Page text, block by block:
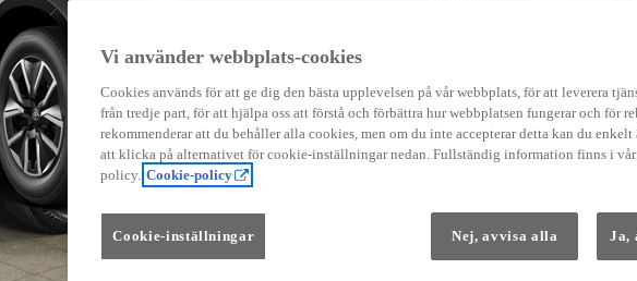
Vi använder webbplats-cookies
Cookies används för att ge dig den bästa upplevelsen på vår webbplats, för att leverera
från tredje part, för att hjälpa oss att förstå och förbättra hur webbplatsen fungerar och för
rekommenderar att du behåller alla cookies, men om du inte accepterar detta kan du enkelt
att klicka på alternativet för cookie-inställningar nedan. Fullständig information finns i
policy. Cookie-policy
Cookie-inställningar Nej, avvisa alla Ja,